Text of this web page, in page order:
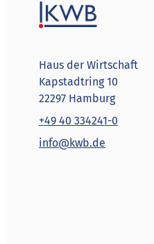
Haus der Wirtschaft
Kapstadtring 10
22297 Hamburg
+49 40 334241-0
info@kwb.de